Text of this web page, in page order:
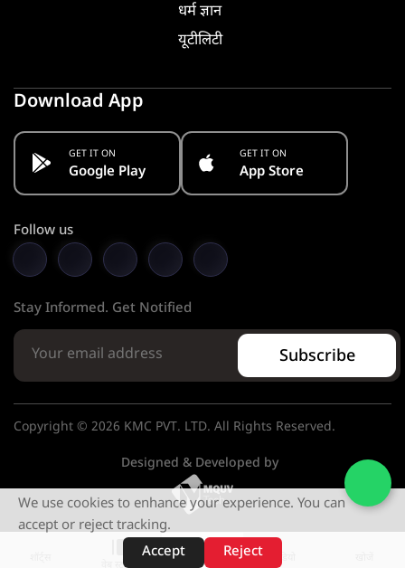
वेब स्टोरीज़
धर्म ज्ञान
यूटीलिटी
Download App
GET IT ON
Google Play
GET IT ON
App Store
Follow us
Stay Informed. Get Notified
Subscribe
Copyright © 2026 KMC PVT. LTD. All Rights Reserved.
Designed & Developed by
We use cookies to enhance your experience. You can
accept or reject tracking.
Accept
Reject